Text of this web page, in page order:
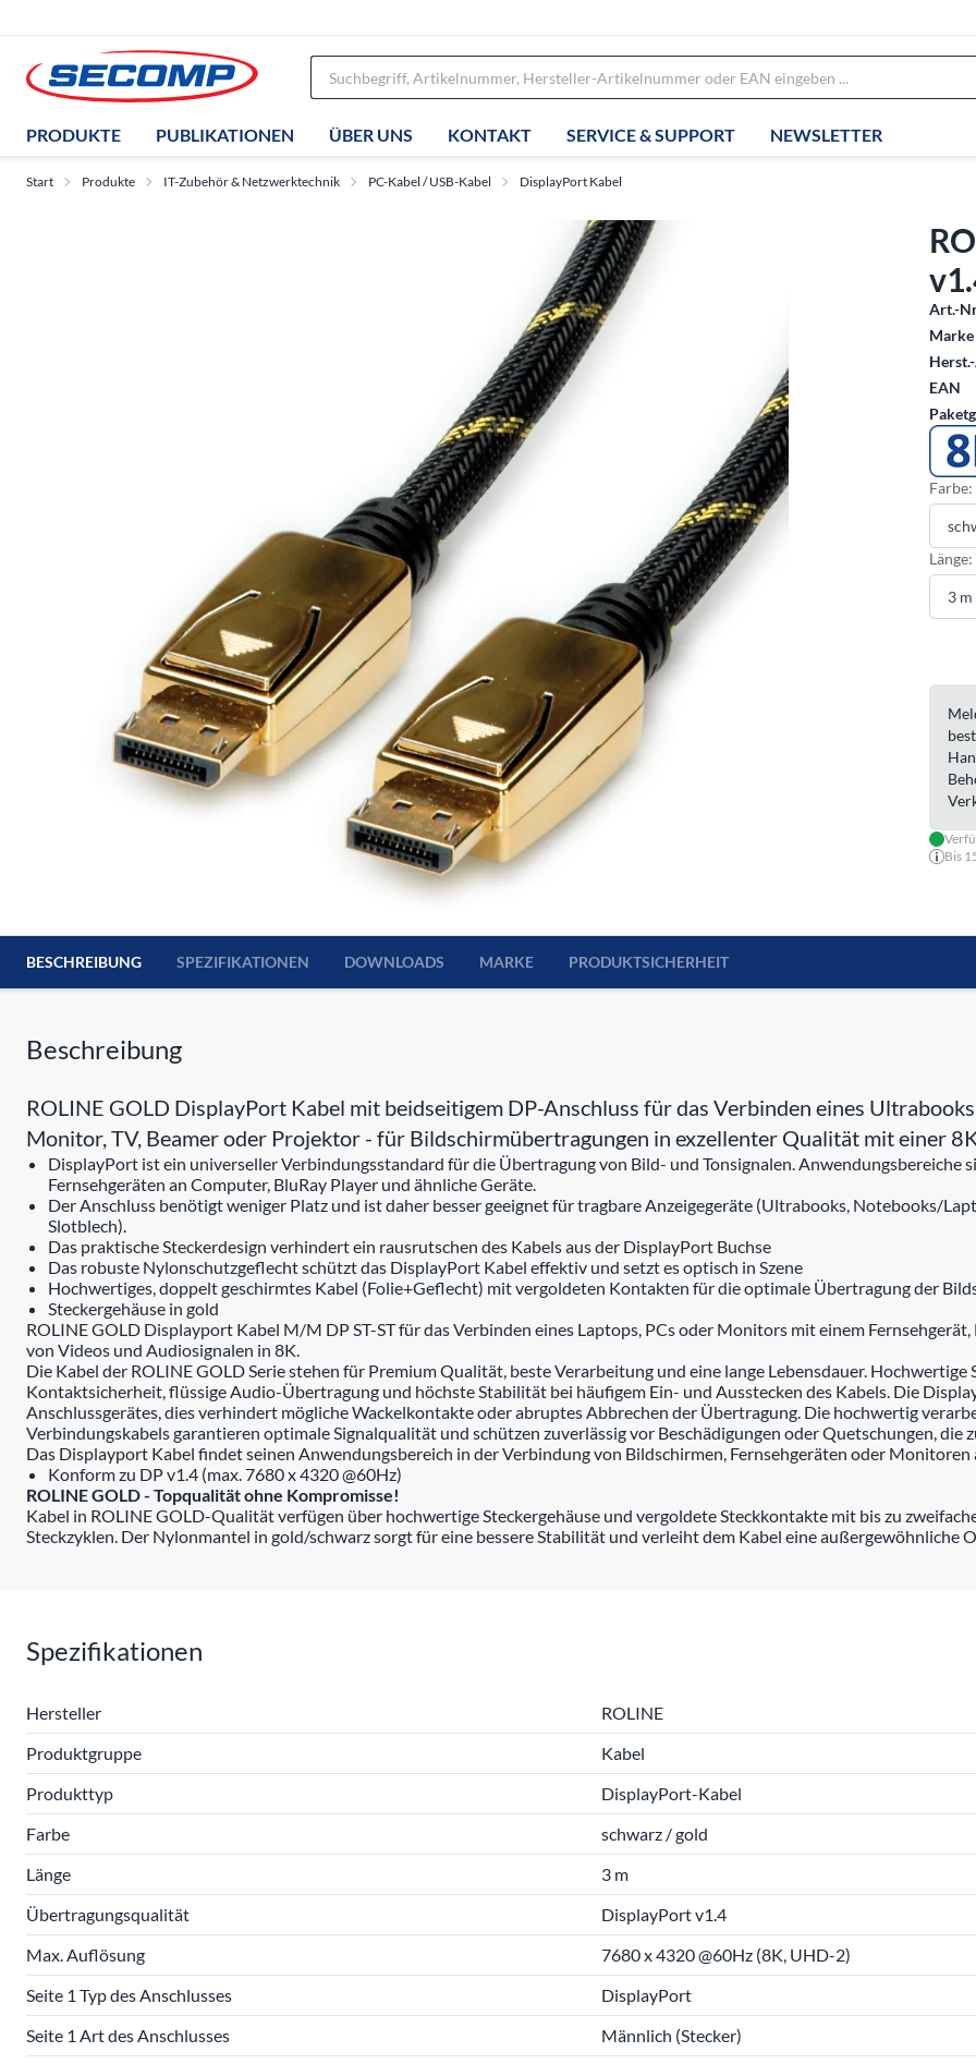
PRODUKTE PUBLIKATIONEN ÜBER UNS KONTAKT SERVICE & SUPPORT NEWSLETTER
Start Produkte IT-Zubehör & Netzwerktechnik PC-Kabel / USB-Kabel DisplayPort Kabel
Art.-
EAN
Farbe:
Länge:
Bis
BESCHREIBUNG SPEZIFIKATIONEN DOWNLOADS MARKE PRODUKTSICHERHEIT
Beschreibung
ROLINE GOLD DisplayPort Kabel mit beidseitigem DP-Anschluss für das Verbinden eines
Monitor, TV, Beamer oder Projektor - für Bildschirmübertragungen in exzellenter Qualität mit einer
DisplayPort ist ein universeller Verbindungsstandard für die Übertragung von Bild- und Tonsignalen. Anwendungsbereiche
Fernsehgeräten an Computer, BluRay Player und ähnliche Geräte.
Der Anschluss benötigt weniger Platz und ist daher besser geeignet für tragbare Anzeigegeräte (Ultrabooks, Notebooks/
Slotblech).
Das praktische Steckerdesign verhindert ein rausrutschen des Kabels aus der DisplayPort Buchse
Das robuste Nylonschutzgeflecht schützt das DisplayPort Kabel effektiv und setzt es optisch in Szene
Hochwertiges, doppelt geschirmtes Kabel (Folie+Geflecht) mit vergoldeten Kontakten für die optimale Übertragung der
Steckergehäuse in gold
ROLINE GOLD Displayport Kabel M/M DP ST-ST für das Verbinden eines Laptops, PCs oder Monitors mit einem
von Videos und Audiosignalen in 8K.
Die Kabel der ROLINE GOLD Serie stehen für Premium Qualität, beste Verarbeitung und eine lange Lebensdauer.
Kontaktsicherheit, flüssige Audio-Übertragung und höchste Stabilität bei häufigem Ein- und Ausstecken des Kabels. Die
Anschlussgerätes, dies verhindert mögliche Wackelkontakte oder abruptes Abbrechen der Übertragung. Die hochwertig
Verbindungskabels garantieren optimale Signalqualität und schützen zuverlässig vor Beschädigungen oder Quetschungen, die
Das Displayport Kabel findet seinen Anwendungsbereich in der Verbindung von Bildschirmen, Fernsehgeräten oder
Konform zu DP v1.4 (max. 7680 x 4320 @60Hz)
ROLINE GOLD - Topqualität ohne Kompromisse!
Kabel in ROLINE GOLD-Qualität verfügen über hochwertige Steckergehäuse und vergoldete Steckkontakte mit bis zu
Steckzyklen. Der Nylonmantel in gold/schwarz sorgt für eine bessere Stabilität und verleiht dem Kabel eine außergewöhnliche
Spezifikationen
Hersteller
ROLINE
Produktgruppe
Kabel
Produkttyp
DisplayPort-Kabel
Farbe
schwarz / gold
Länge
3 m
Übertragungsqualität
DisplayPort v1.4
Max. Auflösung
7680 x 4320 @60Hz (8K, UHD-2)
Seite 1 Typ des Anschlusses
DisplayPort
Seite 1 Art des Anschlusses
Männlich (Stecker)